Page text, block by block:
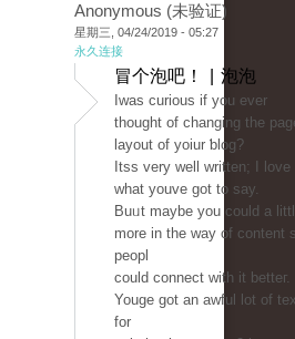
Anonymous (未验证)
星期三, 04/24/2019 - 05:27
永久连接
冒个泡吧！ | 泡泡
Ӏwas curious if you ever
thought of changing the
layout оf yoiur ƅlog?
Itss very well written; I love
what youve got to say.
Buᥙt maybe you could a
more in the way of content
peopl
could connect with it betteг.
Youge got an awful lot of
for